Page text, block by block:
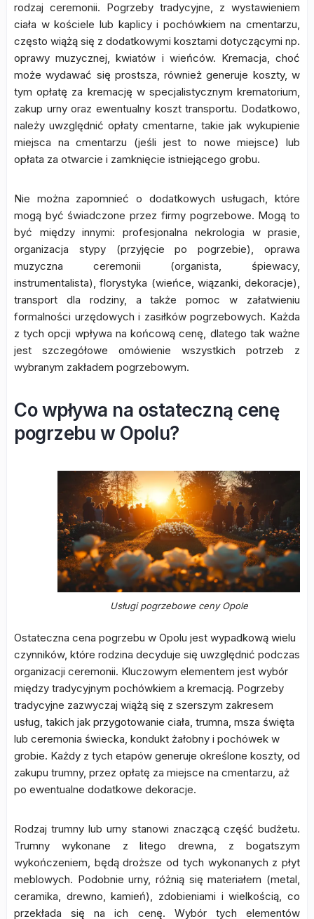
rodzaj ceremonii. Pogrzeby tradycyjne, z wystawieniem
ciała w kościele lub kaplicy i pochówkiem na cmentarzu,
często wiążą się z dodatkowymi kosztami dotyczącymi np.
oprawy muzycznej, kwiatów i wieńców. Kremacja, choć
może wydawać się prostsza, również generuje koszty, w
tym opłatę za kremację w specjalistycznym krematorium,
zakup urny oraz ewentualny koszt transportu. Dodatkowo,
należy uwzględnić opłaty cmentarne, takie jak wykupienie
miejsca na cmentarzu (jeśli jest to nowe miejsce) lub
opłata za otwarcie i zamknięcie istniejącego grobu.
Nie można zapomnieć o dodatkowych usługach, które
mogą być świadczone przez firmy pogrzebowe. Mogą to
być między innymi: profesjonalna nekrologia w prasie,
organizacja stypy (przyjęcie po pogrzebie), oprawa
muzyczna ceremonii (organista, śpiewacy,
instrumentalista), florystyka (wieńce, wiązanki, dekoracje),
transport dla rodziny, a także pomoc w załatwieniu
formalności urzędowych i zasiłków pogrzebowych. Każda
z tych opcji wpływa na końcową cenę, dlatego tak ważne
jest szczegółowe omówienie wszystkich potrzeb z
wybranym zakładem pogrzebowym.
Co wpływa na ostateczną cenę
pogrzebu w Opolu?
Usługi pogrzebowe ceny Opole
Ostateczna cena pogrzebu w Opolu jest wypadkową wielu
czynników, które rodzina decyduje się uwzględnić podczas
organizacji ceremonii. Kluczowym elementem jest wybór
między tradycyjnym pochówkiem a kremacją. Pogrzeby
tradycyjne zazwyczaj wiążą się z szerszym zakresem
usług, takich jak przygotowanie ciała, trumna, msza święta
lub ceremonia świecka, kondukt żałobny i pochówek w
grobie. Każdy z tych etapów generuje określone koszty, od
zakupu trumny, przez opłatę za miejsce na cmentarzu, aż
po ewentualne dodatkowe dekoracje.
Rodzaj trumny lub urny stanowi znaczącą część budżetu.
Trumny wykonane z litego drewna, z bogatszym
wykończeniem, będą droższe od tych wykonanych z płyt
meblowych. Podobnie urny, różnią się materiałem (metal,
ceramika, drewno, kamień), zdobieniami i wielkością, co
przekłada się na ich cenę. Wybór tych elementów